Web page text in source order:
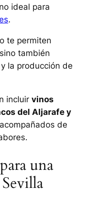
ideal para
.
te permiten
también
la producción de
incluir vinos
del Aljarafe y
de
una